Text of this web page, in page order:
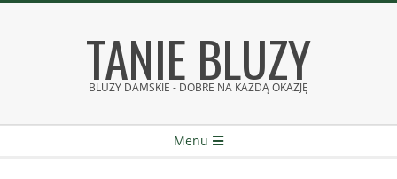
TANIE BLUZY
BLUZY DAMSKIE - DOBRE NA KAŻDĄ OKAZJĘ
Menu